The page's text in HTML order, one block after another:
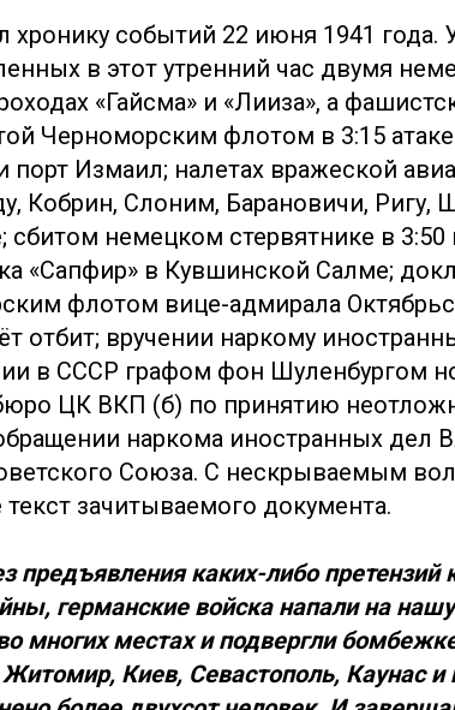
событий 22 июня 1941 года.
в этот утренний час двумя
«Гайсма» и «Лииза», а
Черноморским флотом в 3:15
порт Измаил; налетах вражеской
Кобрин, Слоним, Барановичи, Ригу,
сбитом немецком стервятнике в
«Сапфир» в Кувшинской Салме;
флотом вице-адмирала
отбит; вручении наркому
в СССР графом фон Шуленбургом
ЦК ВКП (б) по принятию
наркома иностранных дел
Союза. С нескрываемым
зачитываемого документа.
предъявления каких-либо претензий
германские войска напали на
многих местах и подвергли
Киев, Севастополь, Каунас и